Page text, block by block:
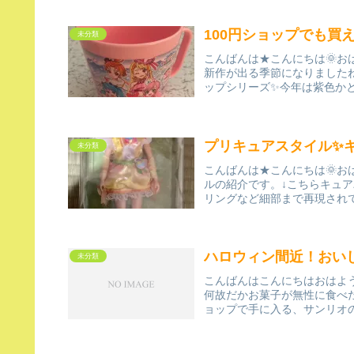
未分類 100円ショップでも買
こんばんは★こんにちは🌞お
新作が出る季節になりました
ップシリーズ✨今年は紫色か
未分類 プリキュアスタイル✨
こんばんは★こんにちは🌞お
ルの紹介です。↓こちらキュ
リングなど細部まで再現さ
未分類 ハロウィン間近！おい
こんばんはこんにちはおは
何故だかお菓子が無性に食べ
ョップで手に入る、サンリ